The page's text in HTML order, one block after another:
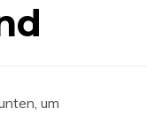
um